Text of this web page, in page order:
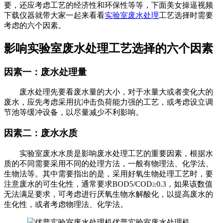
要，还应考虑工艺的经济性和环保性等等，下面美女操逼视频
下载仪器就带大家一起来看看实验室废水处理工艺选择时需要
考虑的六个因素。
影响实验室废水处理工艺选择的六个因素
因素一：废水处理量
废水处理先要看废水量的大小，对于水量大或者变化大的
废水，应先考虑采用抗冲击负荷能力强的工艺，或考虑设立调
节池等缓冲设备，以尽量减少不利影响。
因素二：废水水质
实验室废水水质是影响废水处理工艺的重要因素，根据水
质的不同需要采用不同的处理方法，一般有物理法、化学法、
生物法等。其中需要指出的是，采用好氧生物处理工艺时，要
注意废水的可生化性，通常要求BOD5/COD≥0.3，如果该数值
无法满足要求，可考虑进行厌氧生物水解酸化，以提高废水的
生化性，或者考虑物理法、化学法。